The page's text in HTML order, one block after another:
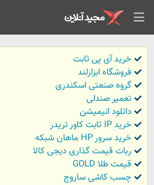
خرید آی پی ثابت
فروشگاه ابزارلند
گروه صنعتی اسکندری
تعمیر صندلی
داتلود انیمیشن
خرید IP ثابت کاور تریدر
خرید سرور HP ماهان شبکه
ربات قیمت گذاری دیجی کالا
قیمت طلا GOLD
چسب کاشی ساروج